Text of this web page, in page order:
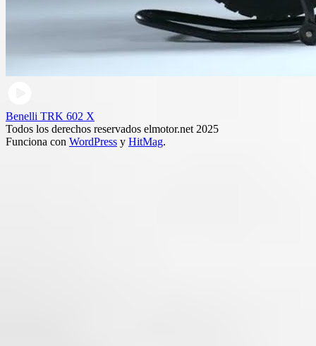
Benelli TRK 602 X
Todos los derechos reservados elmotor.net 2025
Funciona con WordPress y HitMag.